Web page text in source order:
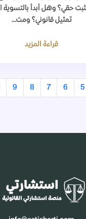
حقي؟ وهل أبدأ بالتسوية
تمثيل قانوني؟ ومت...
قراءة المزيد
5
6
7
8
9